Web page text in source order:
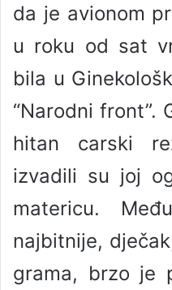
da je avionom
u roku od sat
bila u
“Narodni front”.
hitan carski
izvadili su joj
matericu.
najbitnije,
grama, brzo je